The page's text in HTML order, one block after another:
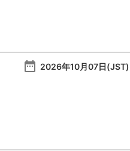
date_range 2026年10月07日